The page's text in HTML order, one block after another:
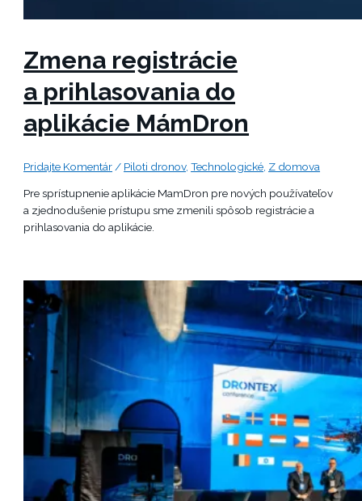
Zmena registrácie
a prihlasovania do
aplikácie MámDron
Pridajte Komentár / Piloti dronov,Technologické Z domova
Pre sprístupnenie aplikácie MamDron pre nových používateľov
a zjednodušenie prístupu sme zmenili spôsob registrácie a
prihlasovania do aplikácie.